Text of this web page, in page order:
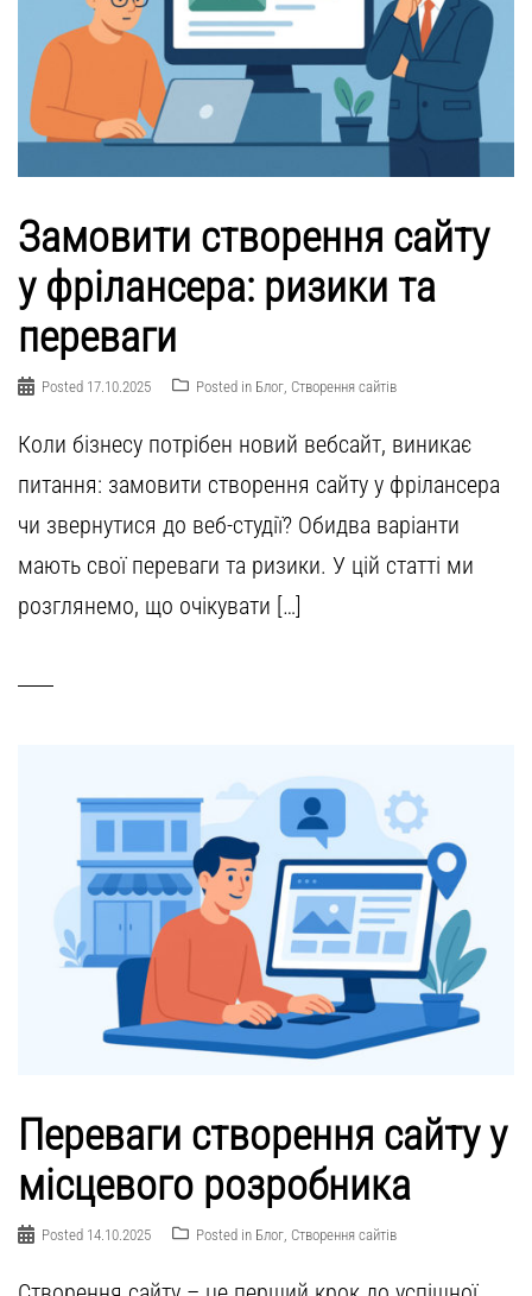
Замовити створення сайту
у фрілансера: ризики та
переваги
Posted 17.10.2025 Posted in Блог Створення сайтів
Коли бізнесу потрібен новий вебсайт, виникає
питання: замовити створення сайту у фрілансера
чи звернутися до веб-студії? Обидва варіанти
мають свої переваги та ризики. У цій статті ми
розглянемо, що очікувати […]
Переваги створення сайту у
місцевого розробника
Posted 14.10.2025 Posted in Блог, Створення сайтів